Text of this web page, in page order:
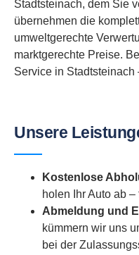
Stadtsteinach, dem Sie
übernehmen die
umweltgerechte
marktgerechte Preise.
Service in
Unsere
Kostenlose
holen Ihr Auto ab
Abmeldung und
kümmern wir uns
bei der